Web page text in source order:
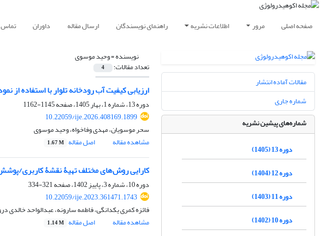
صفحه اصلی مرور اطلاعات نشریه راهنمای نویسندگان ارسال مقاله داوران تماس
نویسنده =وحید موسوی
تعداد مقالات: 4
ارزیابی کیفیت آب رودخانه تلوار با استفاده از
دوره 13، شماره 1، بهار 1405، صفحه
1145-1162
10.22059/ije.2026.408169.1899
سحر موسویان، مهدی وفاخواه، وحید موسوی
مشاهده مقاله
اصل مقاله 1.67 M
کارایی روش‌های مختلف تهیۀ نقشۀ کاربری/
دوره 10، شماره 3، پاییز 1402، صفحه
321-334
10.22059/ije.2023.361471.1743
فائزه کمری یکدانگی، فاطمه سارونه، عبدالواحد خالدی
مشاهده مقاله
اصل مقاله 1.14 M
مقالات آماده انتشار
شماره جاری
شماره‌های پیشین نشریه
دوره 13 (1405)
دوره 12 (1404)
دوره 11 (1403)
دوره 10 (1402)